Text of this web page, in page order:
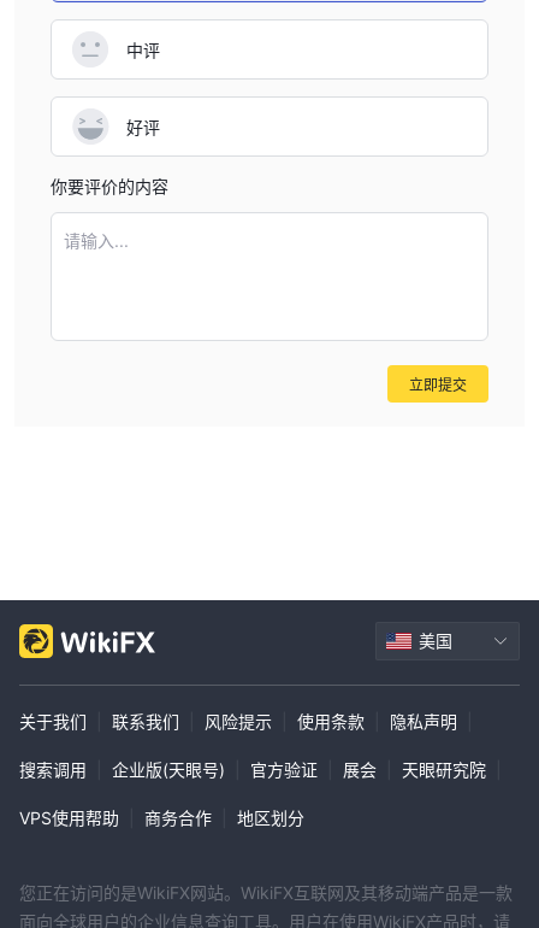
Capital交易平台可靠性和稳定性的质疑，可能影响交易体验和投资
者信心。
Alpha Capital是合法的还是诈骗？
由于几个关键因素，与Alpha Capital进行投资存在显著风险，主要
源于对其运营的有效监管的缺乏。在没有政府或金融机构的监督下，
投资者面临着对Alpha Capital的做法的诚信和问责能力的高度不确
侵害，这可能会放大与投资非监管实体相关的固有风险。
信息、执行交易和有效管理其账户至关重要。无法访问网站引发了对
Alpha Capital技术基础设施的稳健性以及其为客户提供不间断服务
-指数：指数是衡量特定市场或行业内一组股票或资产表现的基
-加密货币：加密货币是通过密码学保护的数字或虚拟货币，其网
络基于区块链技术。交易加密货币涉及对其与法定货币或其他加密货
-大宗商品：
大宗商品是可以买卖的原材料或主要农产品，例如黄
投资组合多样化，并利用全球市场的供需动态。
中评
好评
你要评价的内容
请输入...
立即提交
美国
关于我们 联系我们 风险提示 使用条款 隐私声明
搜索调用 企业版(天眼号) 官方验证 展会 天眼研究院
VPS使用帮助 商务合作 地区划分
您正在访问的是WikiFX网站。WikiFX互联网及其移动端产品是一款
面向全球用户的企业信息查询工具。用户在使用WikiFX产品时，请